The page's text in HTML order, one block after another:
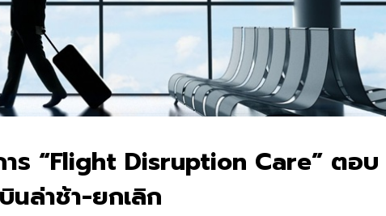
ร “Flight Disruption Care” ตอบ
นล่าช้า-ยกเลิก